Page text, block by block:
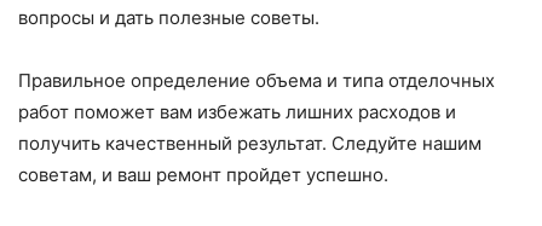
вопросы и дать полезные советы.
Правильное определение объема и типа отделочных
работ поможет вам избежать лишних расходов и
получить качественный результат. Следуйте нашим
советам, и ваш ремонт пройдет успешно.